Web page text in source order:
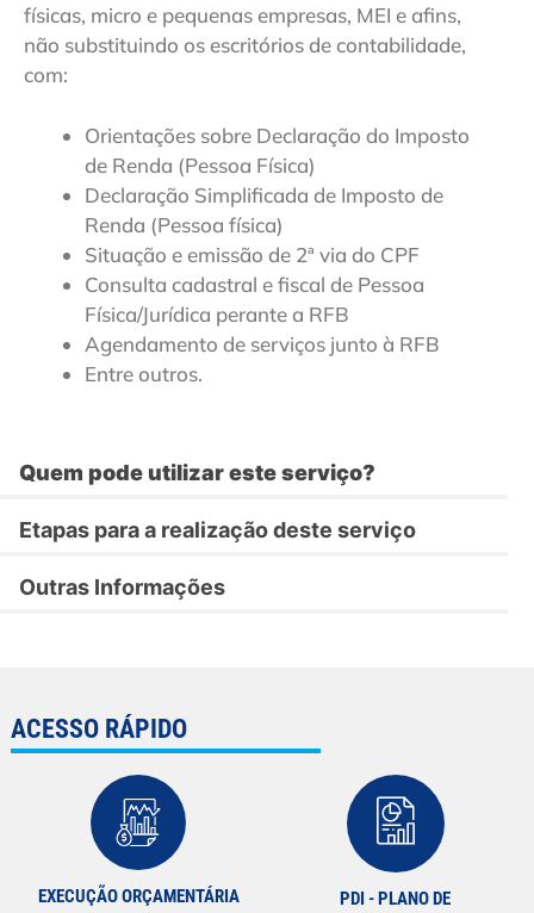
físicas, micro e pequenas empresas, MEI e afins,
não substituindo os escritórios de contabilidade,
com:
Orientações sobre Declaração do Imposto
de Renda (Pessoa Física)
Declaração Simplificada de Imposto de
Renda (Pessoa física)
Situação e emissão de 2ª via do CPF
Consulta cadastral e fiscal de Pessoa
Física/Jurídica perante a RFB
Agendamento de serviços junto à RFB
Entre outros.
Quem pode utilizar este serviço?
Etapas para a realização deste serviço
Outras Informações
ACESSO RÁPIDO
EXECUÇÃO ORÇAMENTÁRIA
PDI - PLANO DE